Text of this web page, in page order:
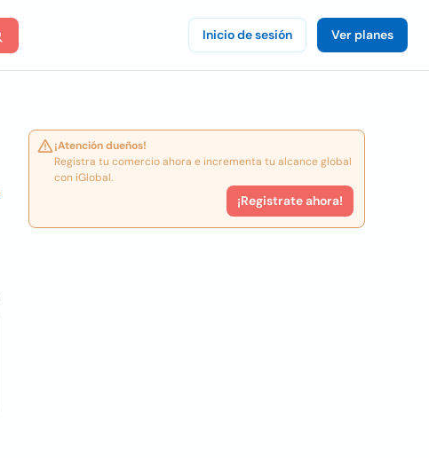
Inicio de sesión Ver planes
¡Atención dueños!
Registra tu comercio ahora e incrementa tu alcance global
con iGlobal.
¡Registrate ahora!